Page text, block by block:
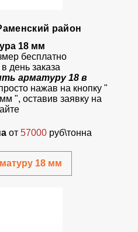
район
18 мм
бесплатно
день заказа
арматуру 18 в
нажав на кнопку"
", оставив заявку на
от 57000 руб\тонна
18 мм